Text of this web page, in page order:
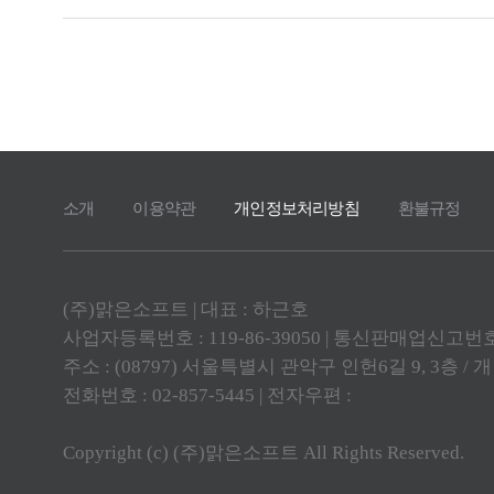
소개 이용약관 개인정보처리방침 환불규정
(주)맑은소프트 | 대표 : 하근호
사업자등록번호 : 119-86-39050 | 통신판매업신고번
주소 : (08797) 서울특별시 관악구 인헌6길 9, 3층 /
전화번호 : 02-857-5445 | 전자우편 :
Copyright (c) (주)맑은소프트 All Rights Reserved.